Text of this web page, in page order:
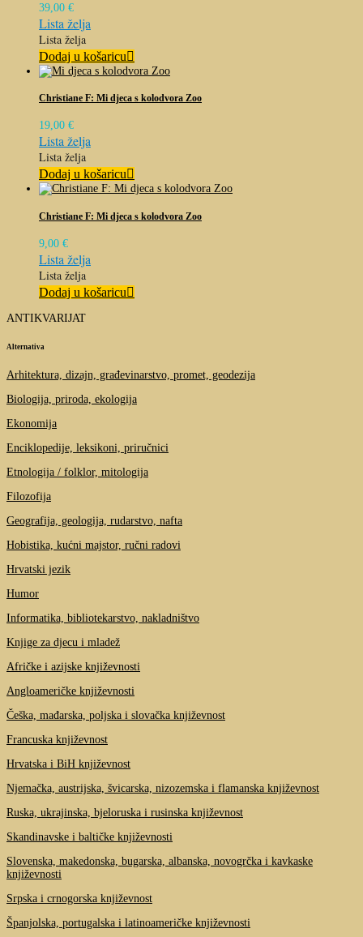
39,00 €
Lista želja
Lista želja
Dodaj u košaricu
Christiane F: Mi djeca s kolodvora Zoo
19,00 €
Lista želja
Lista želja
Dodaj u košaricu
Christiane F: Mi djeca s kolodvora Zoo
9,00 €
Lista želja
Lista želja
Dodaj u košaricu
ANTIKVARIJAT
Alternativa
Arhitektura, dizajn, građevinarstvo, promet, geodezija
Biologija, priroda, ekologija
Ekonomija
Enciklopedije, leksikoni, priručnici
Etnologija / folklor, mitologija
Filozofija
Geografija, geologija, rudarstvo, nafta
Hobistika, kućni majstor, ručni radovi
Hrvatski jezik
Humor
Informatika, bibliotekarstvo, nakladništvo
Knjige za djecu i mladež
Afričke i azijske književnosti
Angloameričke književnosti
Češka, mađarska, poljska i slovačka književnost
Francuska književnost
Hrvatska i BiH književnost
Njemačka, austrijska, švicarska, nizozemska i flamanska književnost
Ruska, ukrajinska, bjeloruska i rusinska književnost
Skandinavske i baltičke književnosti
Slovenska, makedonska, bugarska, albanska, novogrčka i kavkaske
književnosti
Srpska i crnogorska književnost
Španjolska, portugalska i latinoameričke književnosti